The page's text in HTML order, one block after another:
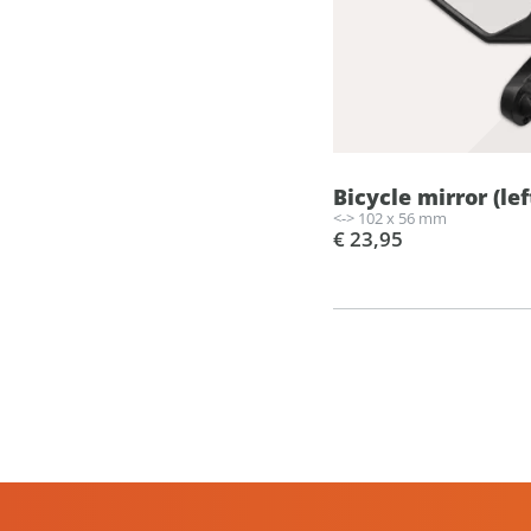
Bicycle mirror
<-> 102 x 56 mm
€ 23,95